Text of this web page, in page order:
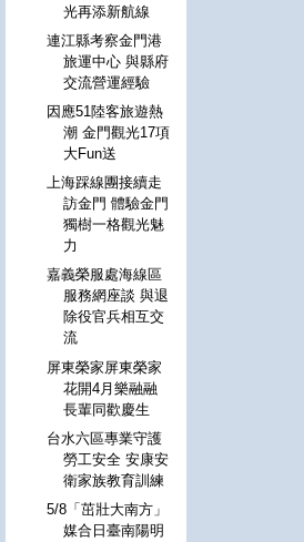
光再添新航線
連江縣考察金門港
旅運中心 與縣府
交流營運經驗
因應51陸客旅遊熱
潮 金門觀光17項
大Fun送
上海踩線團接續走
訪金門 體驗金門
獨樹一格觀光魅
力
嘉義榮服處海線區
服務網座談 與退
除役官兵相互交
流
屏東榮家屏東榮家
花開4月樂融融
長輩同歡慶生
台水六區專業守護
勞工安全 安康安
衛家族教育訓練
5/8「茁壯大南方」
媒合日臺南陽明